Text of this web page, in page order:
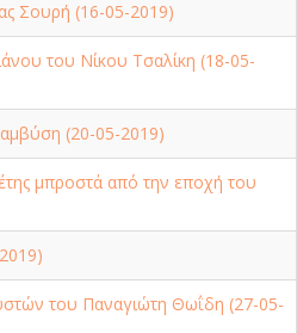
Σουρή (16-05-2019)
του Νίκου Τσαλίκη (18-05-
(20-05-2019)
μπροστά από την εποχή του
του Παναγιώτη Θωΐδη (27-05-